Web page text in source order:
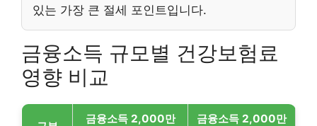
있는 가장 큰 절세 포인트입니다.
금융소득 규모별 건강보험료
영향 비교
금융소득 2,000만
금융소득 2,000만